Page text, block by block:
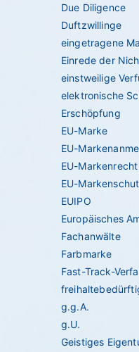
Due Diligence
Duftzwillinge
eingetragene
Einrede der
einstweilige
elektronische
Erschöpfung
EU-Marke
EU-
EU-Markenrecht
EU-
EUIPO
Europäisches
Fachanwälte
Farbmarke
Fast-Track-
g.g.A.
g.U.
Geistiges